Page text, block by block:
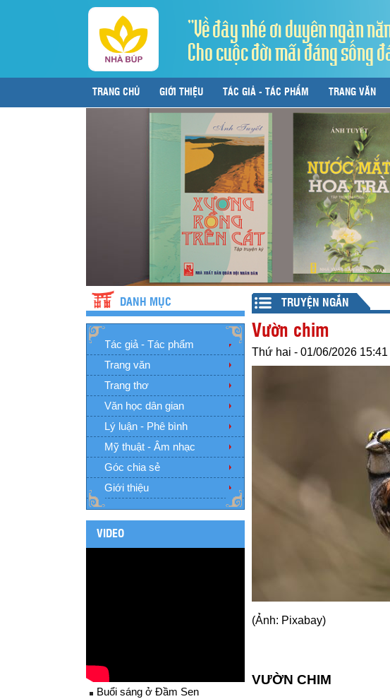
"Về đây nhé ơi duyên ngàn
Cho cuộc đời mãi đáng sống
TRANG CHỦ GIỚI THIỆU TÁC GIẢ - TÁC PHẨM TRANG VĂN
DANH MỤC
Tác giả - Tác phẩm
Trang văn
Trang thơ
Văn học dân gian
Lý luận - Phê bình
Mỹ thuật - Âm nhạc
Góc chia sẻ
Giới thiệu
VIDEO
Buổi sáng ở Đầm Sen
TRUYỆN NGẮN
Vườn chim
Thứ hai - 01/06/2026 15:41
(Ảnh: Pixabay)
VƯỜN CHIM